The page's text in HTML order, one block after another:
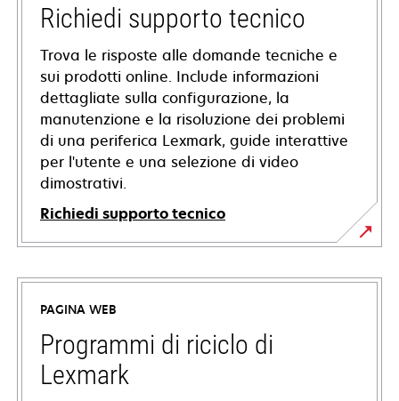
Richiedi supporto tecnico
Trova le risposte alle domande tecniche e
sui prodotti online. Include informazioni
dettagliate sulla configurazione, la
manutenzione e la risoluzione dei problemi
di una periferica Lexmark, guide interattive
per l'utente e una selezione di video
dimostrativi.
Richiedi supporto tecnico
si
apre
una
nuova
scheda
PAGINA WEB
Programmi di riciclo di
Lexmark